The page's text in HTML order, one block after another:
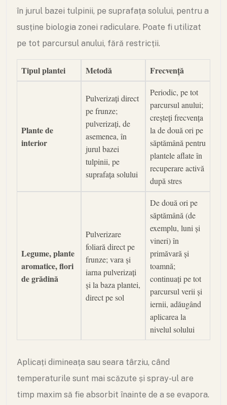
în jurul bazei tulpinii, pe suprafața solului, pentru a
susține biologia zonei radiculare. Poate fi utilizat
pe tot parcursul anului, fără restricții.
Tipul plantei Metodă Frecvență
Plante de
interior
Pulverizați direct
pe frunze;
pulverizați, de
asemenea, în
jurul bazei
tulpinii, pe
suprafața solului
Periodic, pe tot
parcursul anului;
creșteți frecvența
la de două ori pe
săptămână pentru
plantele aflate în
recuperare activă
după stres
Legume, plante
aromatice, flori
de grădină
Pulverizare
foliară direct pe
frunze; vara și
iarna pulverizați
și la baza plantei,
direct pe sol
De două ori pe
săptămână (de
exemplu, luni și
vineri) în
primăvară și
toamnă;
continuați pe tot
parcursul verii și
iernii, adăugând
aplicarea la
nivelul solului
Aplicați dimineața sau seara târziu, când
temperaturile sunt mai scăzute și spray-ul are
timp maxim să fie absorbit înainte de a se evapora.